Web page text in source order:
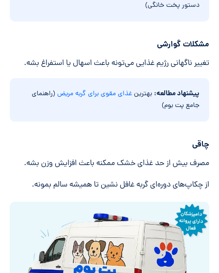
دستور پخت خانگی)
مشکلات گوارشی
تغییر ناگهانی رژیم غذایی می‌تونه باعث اسهال یا استفراغ بشه.
پیشنهاد مطالعه: بهترینغذای مقوی برای گربه مریض(راهنمای
جامع پت بوم)
چاقی
مصرف بیش از حد غذای خشک ممکنه باعث افزایش وزن بشه.
از چکاپ‌های دوره‌ای گربه غافل نشین تا همیشه سالم بمونه.